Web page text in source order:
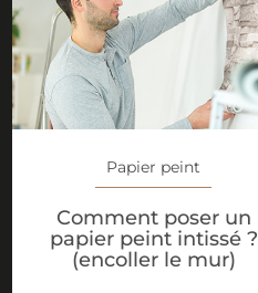
Papier peint
Comment poser un
papier peint intissé ?
(encoller le mur)